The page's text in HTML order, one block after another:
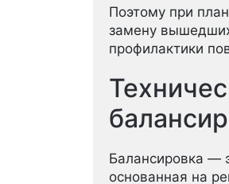
Поэтому при
замену
профилактики
Балансировка —
основанная на